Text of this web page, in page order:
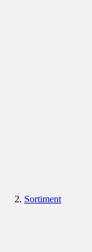
Sortiment